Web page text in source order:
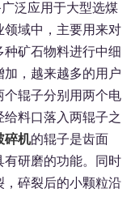
泛应用于大型选煤
领域中，主要用来对
矿石物料进行中细
，越来越多的用户
个辊子分别用两个电
料口落入两辊子之
碎机的辊子是齿面
有研磨的功能。同时
，碎裂后的小颗粒沿